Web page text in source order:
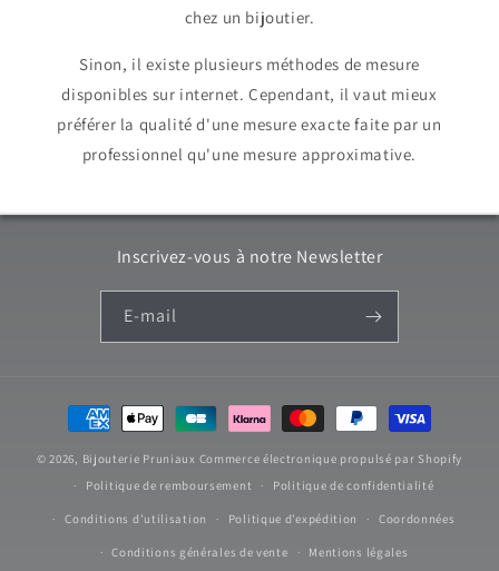
chez un bijoutier.
Sinon, il existe plusieurs méthodes de mesure
disponibles sur internet. Cependant, il vaut mieux
préférer la qualité d'une mesure exacte faite par un
professionnel qu'une mesure approximative.
Inscrivez-vous à notre Newsletter
E-mail
Moyens
de
paiement
© 2026, Bijouterie Pruniaux Commerce électronique propulsé par Shopify
Politique de remboursement
Politique de confidentialité
Conditions d’utilisation Politique d’expédition Coordonnées
Conditions générales de vente Mentions légales